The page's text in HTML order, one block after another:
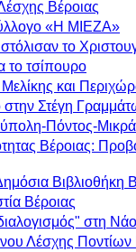
Βέροιας
«Η ΜΙΕΖΑ»
το
το τσίπουρο
και
στην Στέγη
Πόντος-
Βέροιας:
Βιβλιοθήκη
Βέροιας
στη
Λέσχης